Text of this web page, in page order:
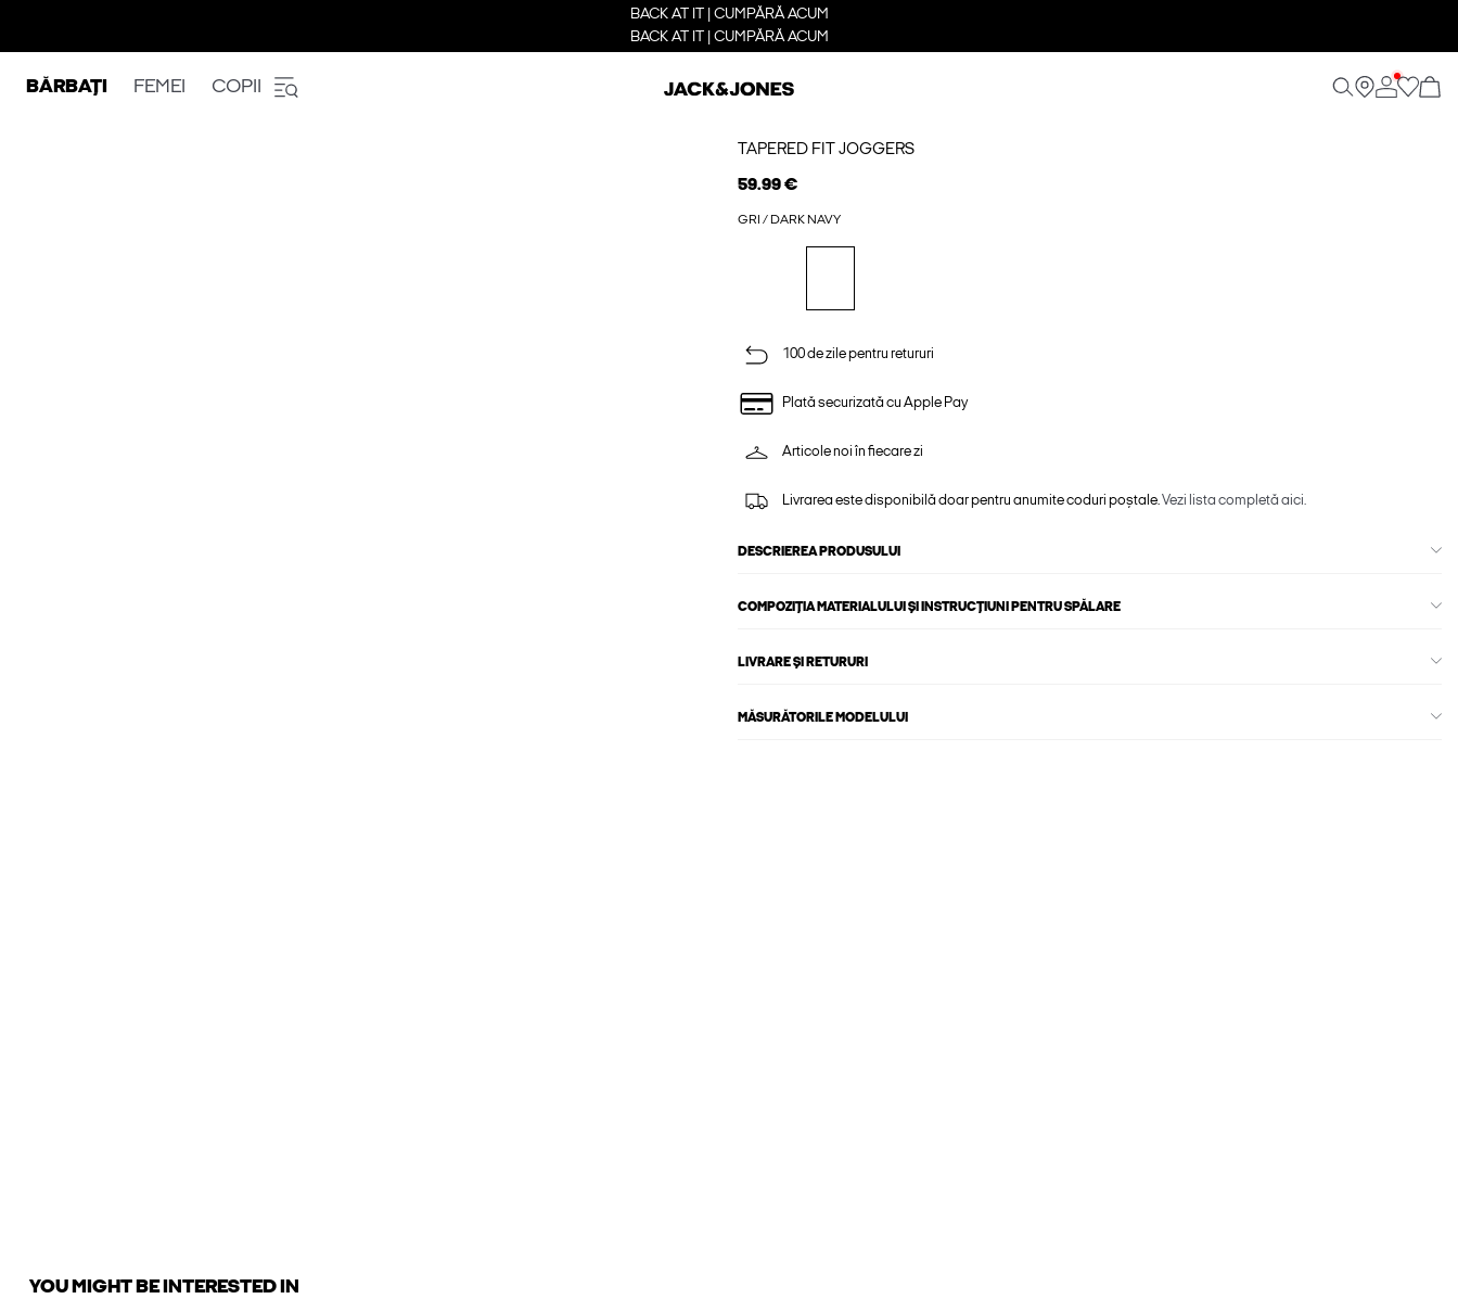
BACK AT IT | CUMPĂRĂ ACUM
BACK AT IT | CUMPĂRĂ ACUM
BĂRBAȚI FEMEI COPII
TAPERED FIT JOGGERS
59.99 €
GRI / DARK NAVY
100 de zile pentru retururi
Plată securizată cu Apple Pay
Articole noi în fiecare zi
Livrarea este disponibilă doar pentru anumite coduri poștale.Vezi lista completă aici.
DESCRIEREA PRODUSULUI
COMPOZIȚIA MATERIALULUI ȘI INSTRUCȚIUNI PENTRU SPĂLARE
LIVRARE ȘI RETURURI
MĂSURĂTORILE MODELULUI
YOU MIGHT BE INTERESTED IN